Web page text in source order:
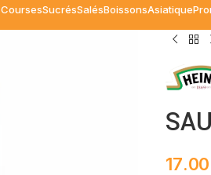
CoursesSucrésSalésBoissonsAsiatique
17.00